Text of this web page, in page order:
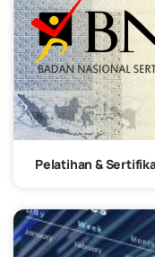
Pelatihan &